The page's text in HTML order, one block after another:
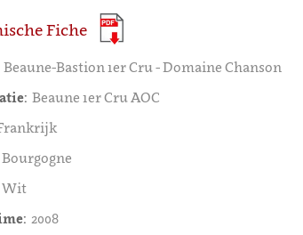
Fiche
Beaune-Bastion 1er Cru - Domaine Chanson
Beaune 1er Cru AOC
Bourgogne
Wit
2008